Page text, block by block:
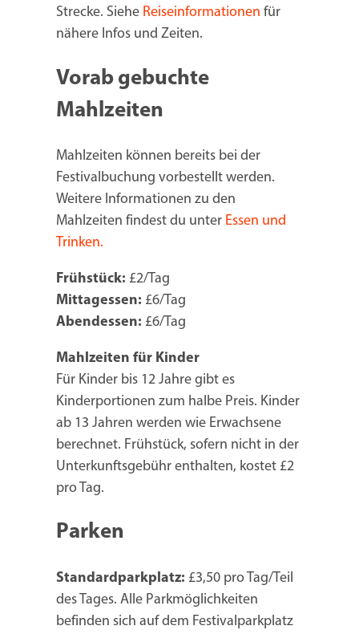
Strecke. Siehe Reiseinformationen für
nähere Infos und Zeiten.
Vorab gebuchte
Mahlzeiten
Mahlzeiten können bereits bei der
Festivalbuchung vorbestellt werden.
Weitere Informationen zu den
Mahlzeiten findest du unter Essen und
Trinken.
Frühstück: £2/Tag
Mittagessen: £6/Tag
Abendessen: £6/Tag
Mahlzeiten für Kinder
Für Kinder bis 12 Jahre gibt es
Kinderportionen zum halbe Preis. Kinder
ab 13 Jahren werden wie Erwachsene
berechnet. Frühstück, sofern nicht in der
Unterkunftsgebühr enthalten, kostet £2
pro Tag.
Parken
Standardparkplatz: £3,50 pro Tag/Teil
des Tages. Alle Parkmöglichkeiten
befinden sich auf dem Festivalparkplatz